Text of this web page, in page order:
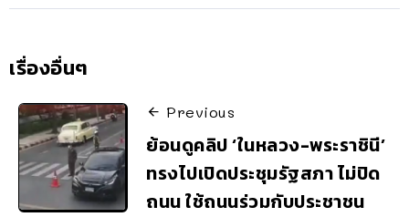
เรื่องอื่นๆ
Previous
ย้อนดูคลิป ‘ในหลวง-พระราชินี’
ทรงไปเปิดประชุมรัฐสภา ไม่ปิด
ถนน ใช้ถนนร่วมกับประชาชน